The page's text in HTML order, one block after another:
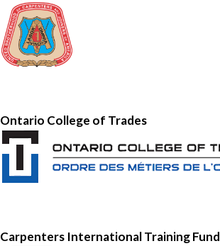
Ontario College of Trades
Carpenters International Training Fund